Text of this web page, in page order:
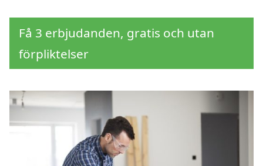
Få 3 erbjudanden, gratis och utan
förpliktelser